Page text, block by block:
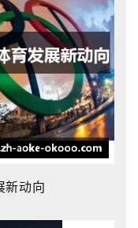
新动向